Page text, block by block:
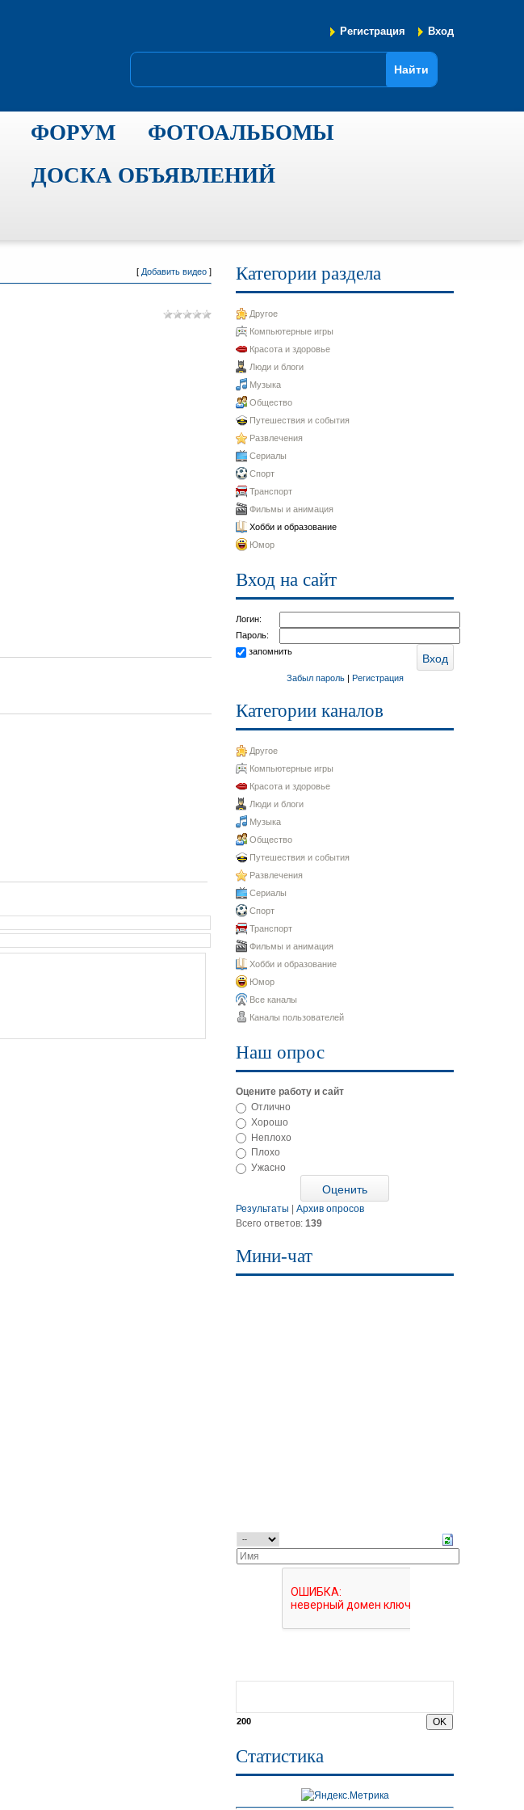
Регистрация Вход
ФОРУМ
ФОТОАЛЬБОМЫ
ДОСКА ОБЪЯВЛЕНИЙ
[ Добавить видео ] Категории раздела
Другое
Компьютерные игры
Красота и здоровье
Люди и блоги
Музыка
Общество
Путешествия и события
Развлечения
Сериалы
Спорт
Транспорт
Фильмы и анимация
Хобби и образование
Юмор
Вход на сайт
Логин:
Пароль:
запомнить
Забыл пароль| Регистрация
Категории каналов
Другое
Компьютерные игры
Красота и здоровье
Люди и блоги
Музыка
Общество
Путешествия и события
Развлечения
Сериалы
Спорт
Транспорт
Фильмы и анимация
Хобби и образование
Юмор
Все каналы
Каналы пользователей
Наш опрос
Оцените работу и сайт
Отлично
Хорошо
Неплохо
Плохо
Ужасно
Результаты
Архив опросов
Всего ответов: 139
Мини-чат
200
Статистика